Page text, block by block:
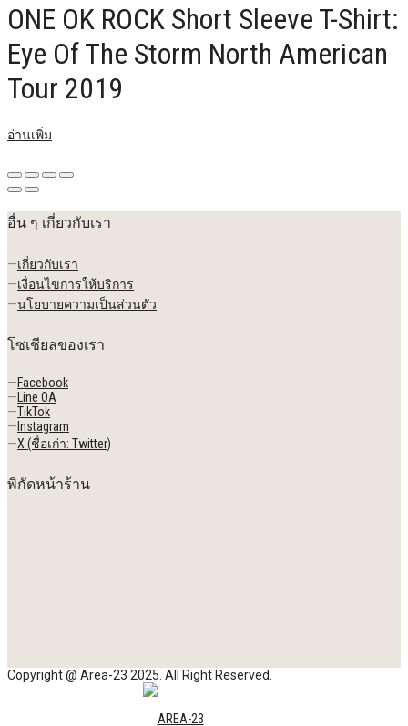
ONE OK ROCK Short Sleeve T-Shirt:
Eye Of The Storm North American
Tour 2019
อ่านเพิ่ม
อื่น ๆ เกี่ยวกับเรา
—เกี่ยวกับเรา
—เงื่อนไขการให้บริการ
—นโยบายความเป็นส่วนตัว
โซเชียลของเรา
—Facebook
— Line OA
—TikTok
— Instagram
—X (ชื่อเก่า: Twitter)
พิกัดหน้าร้าน
Copyright @ Area-23 2025. All Right Reserved.